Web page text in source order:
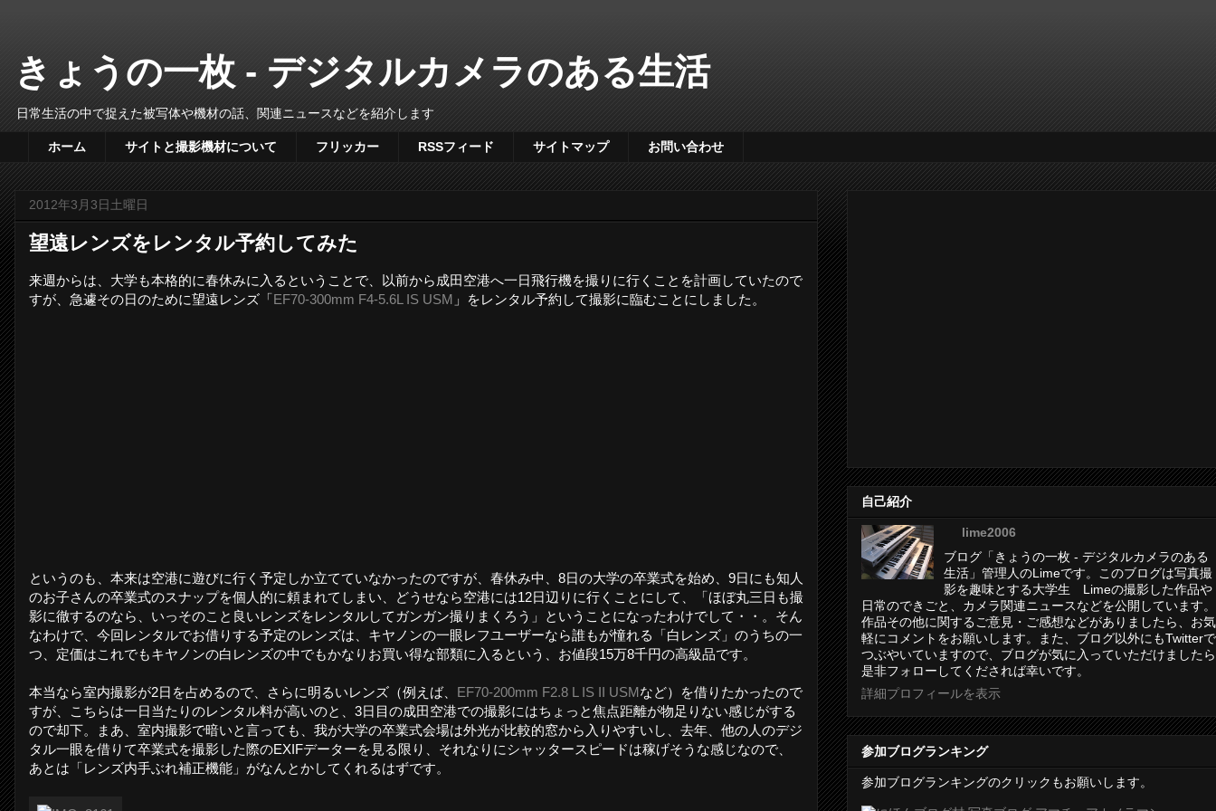
きょうの一枚 - デジタルカメラのある生活
日常生活の中で捉えた被写体や機材の話、関連ニュースなどを紹介します
ホーム サイトと撮影機材について フリッカー RSSフィード サイトマップ お問い合わせ
2012年3月3日土曜日
望遠レンズをレンタル予約してみた
来週からは、大学も本格的に春休みに入るということで、以前から成田空港へ一日飛行機を撮りに行くことを計画していたので
すが、急遽その日のために望遠レンズ「EF70-300mm F4-5.6L IS USM 」をレンタル予約して撮影に臨むことにしました。
というのも、本来は空港に遊びに行く予定しか立てていなかったのですが、春休み中、8日の大学の卒業式を始め、9日にも知人
のお子さんの卒業式のスナップを個人的に頼まれてしまい、どうせなら空港には12日辺りに行くことにして、「ほぼ丸三日も撮
影に徹するのなら、いっそのこと良いレンズをレンタルしてガンガン撮りまくろう」ということになったわけでして・・。そん
なわけで、今回レンタルでお借りする予定のレンズは、キヤノンの一眼レフユーザーなら誰もが憧れる「白レンズ」のうちの一
つ、定価はこれでもキヤノンの白レンズの中でもかなりお買い得な部類に入るという、お値段15万8千円の高級品です。
本当なら室内撮影が2日を占めるので、さらに明るいレンズ（例えば、 EF70-200mm F2.8 L IS II USMなど）を借りたかったので
すが、こちらは一日当たりのレンタル料が高いのと、3日目の成田空港での撮影にはちょっと焦点距離が物足りない感じがする
ので却下。まあ、室内撮影で暗いと言っても、我が大学の卒業式会場は外光が比較的窓から入りやすいし、去年、他の人のデジ
タル一眼を借りて卒業式を撮影した際のEXIFデーターを見る限り、それなりにシャッタースピードは稼げそうな感じなので、
あとは「レンズ内手ぶれ補正機能」がなんとかしてくれるはずです。
自己紹介
lime2006
ブログ「きょうの一枚 - デジタルカメラのある
生活」管理人のLimeです。このブログは写真撮
影を趣味とする大学生 Limeの撮影した作品や
日常のできごと、カメラ関連ニュースなどを公開しています。
作品その他に関するご意見・ご感想などがありましたら、お気
軽にコメントをお願いします。また、ブログ以外にもTwitterで
つぶやいていますので、ブログが気に入っていただけましたら
是非フォローしてくだされば幸いです。
詳細プロフィールを表示
参加ブログランキング
参加ブログランキングのクリックもお願いします。